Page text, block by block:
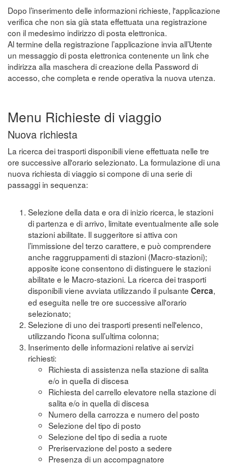
Dopo l’inserimento delle informazioni richieste, l'applicazione
verifica che non sia già stata effettuata una registrazione
con il medesimo indirizzo di posta elettronica.
Al termine della registrazione l’applicazione invia all’Utente
un messaggio di posta elettronica contenente un link che
indirizza alla maschera di creazione della Password di
accesso, che completa e rende operativa la nuova utenza.
Menu Richieste di viaggio
Nuova richiesta
La ricerca dei trasporti disponibili viene effettuata nelle tre
ore successive all'orario selezionato. La formulazione di una
nuova richiesta di viaggio si compone di una serie di
passaggi in sequenza:
Selezione della data e ora di inizio ricerca, le stazioni
di partenza e di arrivo, limitate eventualmente alle sole
stazioni abilitate. Il suggeritore si attiva con
l’immissione del terzo carattere, e può comprendere
anche raggruppamenti di stazioni (Macro-stazioni);
apposite icone consentono di distinguere le stazioni
abilitate e le Macro-stazioni. La ricerca dei trasporti
disponibili viene avviata utilizzando il pulsante Cerca,
ed eseguita nelle tre ore successive all'orario
selezionato;
Selezione di uno dei trasporti presenti nell'elenco,
utilizzando l'icona sull’ultima colonna;
Inserimento delle informazioni relative ai servizi
richiesti:
Richiesta di assistenza nella stazione di salita
e/o in quella di discesa
Richiesta del carrello elevatore nella stazione di
salita e/o in quella di discesa
Numero della carrozza e numero del posto
Selezione del tipo di posto
Selezione del tipo di sedia a ruote
Preriservazione del posto a sedere
Presenza di un accompagnatore